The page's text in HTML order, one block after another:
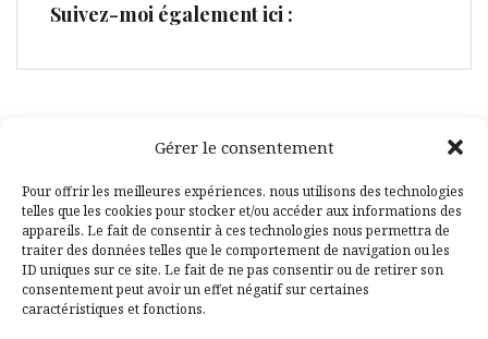
Gérer le consentement
Pour offrir les meilleures expériences, nous utilisons des technologies
telles que les cookies pour stocker et/ou accéder aux informations des
appareils. Le fait de consentir à ces technologies nous permettra de
traiter des données telles que le comportement de navigation ou les
ID uniques sur ce site. Le fait de ne pas consentir ou de retirer son
consentement peut avoir un effet négatif sur certaines
caractéristiques et fonctions.
Suivez-moi également ici :
Facebook
Pinterest